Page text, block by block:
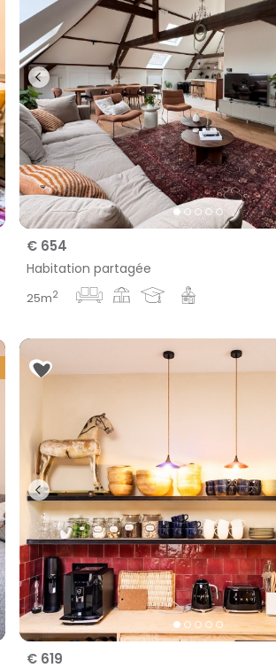
€ 654
Habitation partagée
25m2
€ 619